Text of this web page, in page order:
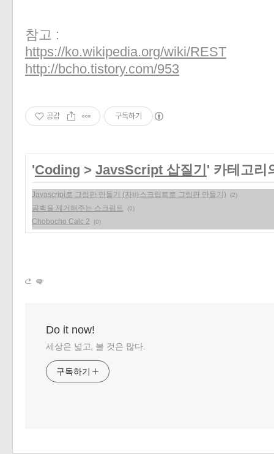
참고 :
https://ko.wikipedia.org/wiki/REST
http://bcho.tistory.com/953
공감 구독하기
'Coding > JavsScript 삽질기 ' 카테고리
Javascript로 그림판 만들기 (자바스크립트로 그림판 만들기) (2)
공백을 제거해주는 스크립트 (0)
Chobocho Calc 2 (0)
Do it now!
세상은 넓고, 볼 것은 많다.
구독하기